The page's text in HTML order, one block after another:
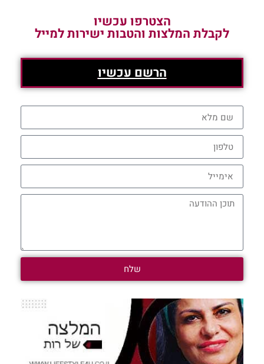
הצטרפו עכשיו
לקבלת המלצות והטבות ישירות למייל
הרשם עכשיו
שלח